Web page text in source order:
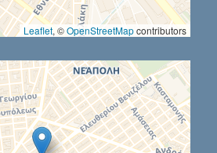
Leaflet, ©OpenStreetMapcontributors